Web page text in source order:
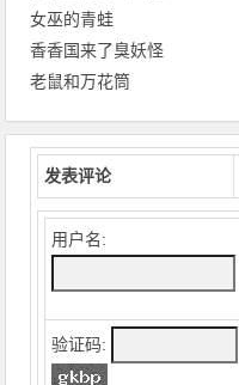
女巫的青蛙
香香国来了臭妖怪
老鼠和万花筒
发表评论
用户名:
验证码: